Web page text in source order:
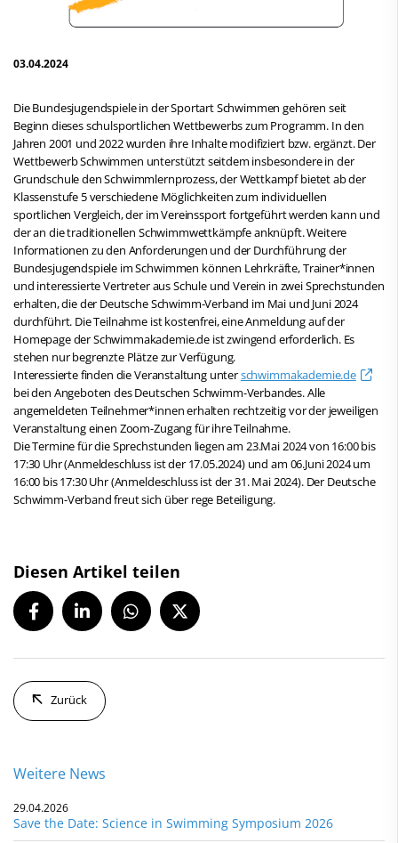
03.04.2024
Die Bundesjugendspiele in der Sportart Schwimmen gehören seit
Beginn dieses schulsportlichen Wettbewerbs zum Programm. In den
Jahren 2001 und 2022 wurden ihre Inhalte modifiziert bzw. ergänzt. Der
Wettbewerb Schwimmen unterstützt seitdem insbesondere in der
Grundschule den Schwimmlernprozess, der Wettkampf bietet ab der
Klassenstufe 5 verschiedene Möglichkeiten zum individuellen
sportlichen Vergleich, der im Vereinssport fortgeführt werden kann und
der an die traditionellen Schwimmwettkämpfe anknüpft. Weitere
Informationen zu den Anforderungen und der Durchführung der
Bundesjugendspiele im Schwimmen können Lehrkräfte, Trainer*innen
und interessierte Vertreter aus Schule und Verein in zwei Sprechstunden
erhalten, die der Deutsche Schwimm-Verband im Mai und Juni 2024
durchführt. Die Teilnahme ist kostenfrei, eine Anmeldung auf der
Homepage der Schwimmakademie.de ist zwingend erforderlich. Es
stehen nur begrenzte Plätze zur Verfügung.
Interessierte finden die Veranstaltung unterschwimmakademie.de
bei den Angeboten des Deutschen Schwimm-Verbandes. Alle
angemeldeten Teilnehmer*innen erhalten rechtzeitig vor der jeweiligen
Veranstaltung einen Zoom-Zugang für ihre Teilnahme.
Die Termine für die Sprechstunden liegen am 23.Mai 2024 von 16:00 bis
17:30 Uhr (Anmeldeschluss ist der 17.05.2024) und am 06.Juni 2024 um
16:00 bis 17:30 Uhr (Anmeldeschluss ist der 31. Mai 2024). Der Deutsche
Schwimm-Verband freut sich über rege Beteiligung.
Diesen Artikel teilen
Zurück
Weitere News
29.04.2026
Save the Date: Science in Swimming Symposium 2026